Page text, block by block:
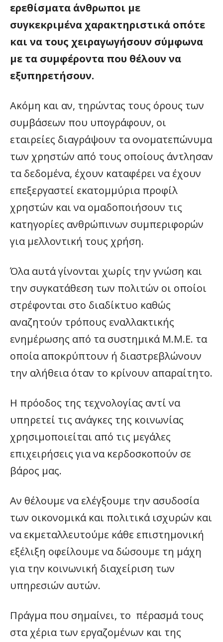
ερεθίσματα άνθρωποι με
συγκεκριμένα χαρακτηριστικά οπότε
και να τους χειραγωγήσουν σύμφωνα
με τα συμφέροντα που θέλουν να
εξυπηρετήσουν.
Ακόμη και αν, τηρώντας τους όρους των
συμβάσεων που υπογράφουν, οι
εταιρείες διαγράψουν τα ονοματεπώνυμα
των χρηστών από τους οποίους άντλησαν
τα δεδομένα, έχουν καταφέρει να έχουν
επεξεργαστεί εκατομμύρια προφίλ
χρηστών και να ομαδοποιήσουν τις
κατηγορίες ανθρώπινων συμπεριφορών
για μελλοντική τους χρήση.
Όλα αυτά γίνονται χωρίς την γνώση και
την συγκατάθεση των πολιτών οι οποίοι
στρέφονται στο διαδίκτυο καθώς
αναζητούν τρόπους εναλλακτικής
ενημέρωσης από τα συστημικά Μ.Μ.Ε. τα
οποία αποκρύπτουν ή διαστρεβλώνουν
την αλήθεια όταν το κρίνουν απαραίτητο.
Η πρόοδος της τεχνολογίας αντί να
υπηρετεί τις ανάγκες της κοινωνίας
χρησιμοποιείται από τις μεγάλες
επιχειρήσεις για να κερδοσκοπούν σε
βάρος μας.
Αν θέλουμε να ελέγξουμε την ασυδοσία
των οικονομικά και πολιτικά ισχυρών και
να εκμεταλλευτούμε κάθε επιστημονική
εξέλιξη οφείλουμε να δώσουμε τη μάχη
για την κοινωνική διαχείριση των
υπηρεσιών αυτών.
Πράγμα που σημαίνει, το πέρασμά τους
στα χέρια των εργαζομένων και της